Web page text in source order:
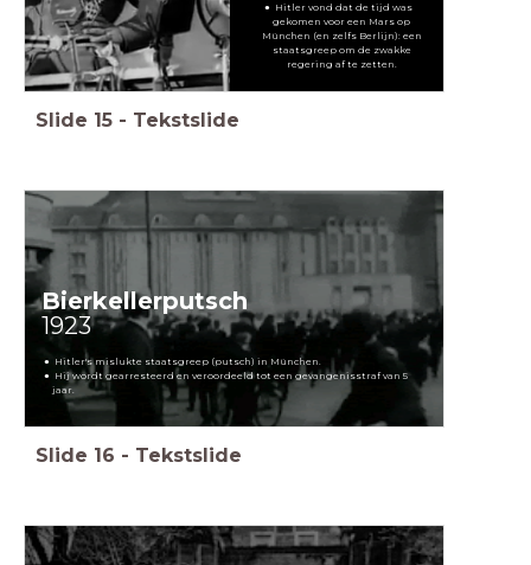
Hitler vond dat de tijd was
gekomen voor een Mars op
München (en zelfs Berlijn): een
staatsgreep om de zwakke
regering af te zetten.
Slide 15 - Tekstslide
Bierkellerputsch
1923
Hitler's mislukte staatsgreep (putsch) in München.
Hij wordt gearresteerd en veroordeeld tot een gevangenisstraf van 5
jaar.
Slide 16 - Tekstslide